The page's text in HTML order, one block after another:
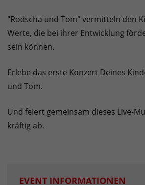
"Rodscha und Tom" vermitteln den
Werte, die bei ihrer Entwicklung
sein können.
Erlebe das erste Konzert Deines
und Tom.
Und feiert gemeinsam dieses Live-
kräftig ab.
EVENT INFORMATIONEN